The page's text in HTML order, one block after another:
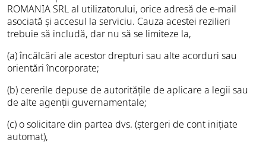
ROMANIA SRL al utilizatorului, orice adresă de e-mail
asociată și accesul la serviciu. Cauza acestei rezilieri
trebuie să includă, dar nu să se limiteze la,
(a) încălcări ale acestor drepturi sau alte acorduri sau
orientări încorporate;
(b) cererile depuse de autoritățile de aplicare a legii sau
de alte agenții guvernamentale;
(c) o solicitare din partea dvs. (ștergeri de cont inițiate
automat),